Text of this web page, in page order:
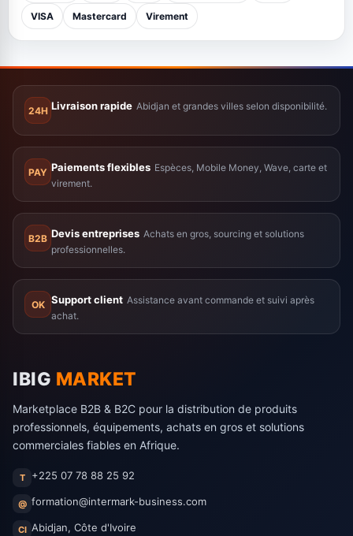
VISA Mastercard Virement
24H Livraison rapide Abidjan et grandes villes selon disponibilité.
PAY Paiements flexibles Espèces, Mobile Money, Wave, carte et
virement.
B2B Devis entreprises Achats en gros, sourcing et solutions
professionnelles.
OK Support client Assistance avant commande et suivi après
achat.
IBIG MARKET
Marketplace B2B & B2C pour la distribution de produits
professionnels, équipements, achats en gros et solutions
commerciales fiables en Afrique.
T +225 07 78 88 25 92
@ formation@intermark-business.com
CI Abidjan, Côte d'Ivoire